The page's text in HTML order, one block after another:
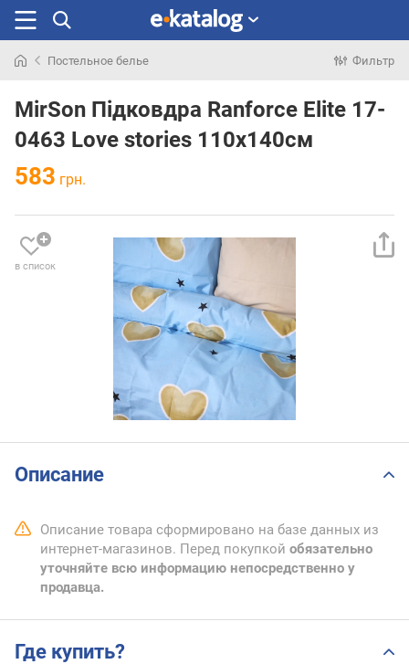
раньше
Постельное белье Фильтр
MirSon Підковдра Ranforce Elite 17-
0463 Love stories 110x140см
583 грн.
в список
Описание
Описание товара сформировано на базе данных из
интернет-магазинов. Перед покупкой обязательно
уточняйте всю информацию непосредственно у
продавца.
Где купить?